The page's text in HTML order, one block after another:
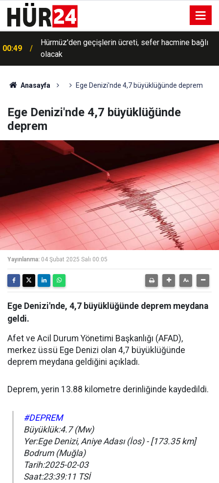
00:49
Hürmüz'den geçişlerin ücreti, sefer hacmine bağlı
olacak
Anasayfa Ege Denizi'nde 4,7 büyüklüğünde deprem
Ege Denizi'nde 4,7 büyüklüğünde
deprem
Yayınlanma: 04 Şubat 2025 Salı 00:05
Ege Denizi'nde, 4,7 büyüklüğünde deprem meydana
geldi.
Afet ve Acil Durum Yönetimi Başkanlığı (AFAD),
merkez üssü Ege Denizi olan 4,7 büyüklüğünde
deprem meydana geldiğini açıkladı.
Deprem, yerin 13.88 kilometre derinliğinde kaydedildi.
#DEPREM
Büyüklük:4.7 (Mw)
Yer:Ege Denizi, Aniye Adası (İos) - [173.35 km]
Bodrum (Muğla)
Tarih:2025-02-03
Saat:23:39:11 TSİ